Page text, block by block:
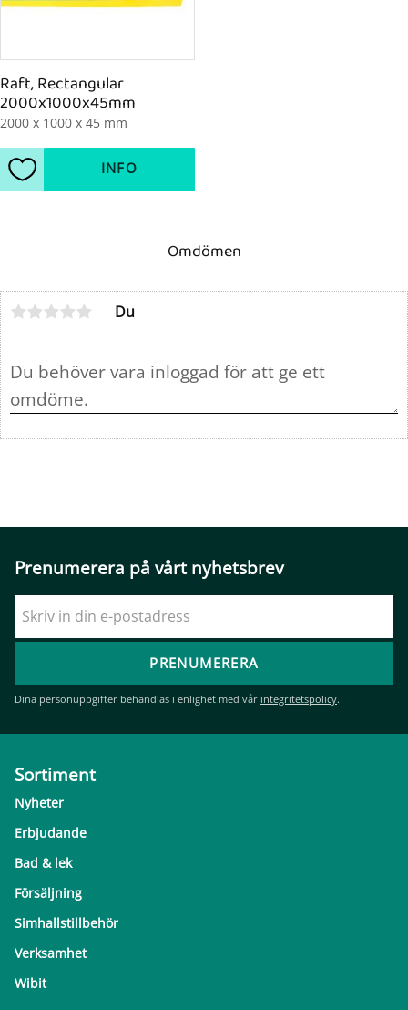
Omdömen
Du
Raft, Rectangular
2000x1000x45mm
2000 x 1000 x 45 mm
Lägg till i favoriter
INFO
Prenumerera på vårt nyhetsbrev
PRENUMERERA
Dina personuppgifter behandlas i enlighet med vår integritetspolicy.
Sortiment
Nyheter
Erbjudande
Bad & lek
Försäljning
Simhallstillbehör
Verksamhet
Wibit